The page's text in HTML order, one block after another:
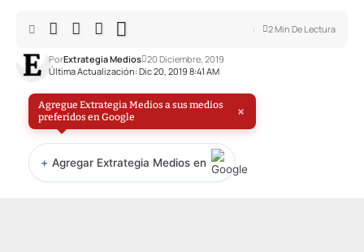
Última Actualización: Dic 20, 2019 8:41 AM
PorExtrategia Medios 20 Diciembre, 2019
2 Min De Lectura
Agregue Extrategia Medios a sus medios
preferidos en Google
×
+ Agregar Extrategia Medios en